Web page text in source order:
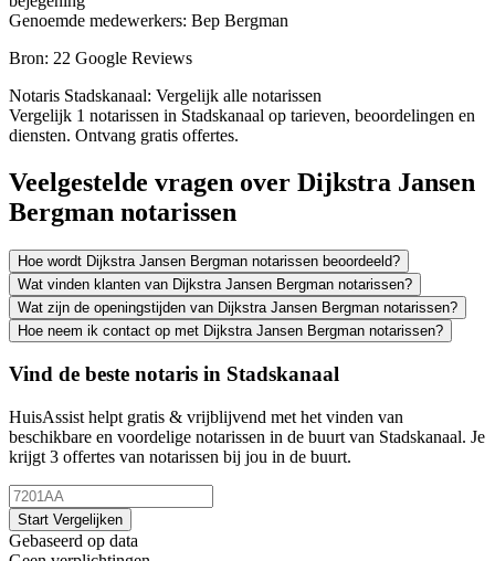
Genoemde medewerkers: Bep Bergman
Bron: 22 Google Reviews
Notaris Stadskanaal: Vergelijk alle notarissen
Vergelijk 1 notarissen in Stadskanaal op tarieven, beoordelingen en
diensten. Ontvang gratis offertes.
Veelgestelde vragen over Dijkstra Jansen
Bergman notarissen
Hoe wordt Dijkstra Jansen Bergman notarissen beoordeeld?
Wat vinden klanten van Dijkstra Jansen Bergman notarissen?
Wat zijn de openingstijden van Dijkstra Jansen Bergman notarissen?
Hoe neem ik contact op met Dijkstra Jansen Bergman notarissen?
Vind de beste notaris in Stadskanaal
HuisAssist helpt gratis & vrijblijvend met het vinden van
beschikbare en voordelige notarissen in de buurt van Stadskanaal. Je
krijgt 3 offertes van notarissen bij jou in de buurt.
Start Vergelijken
Gebaseerd op data